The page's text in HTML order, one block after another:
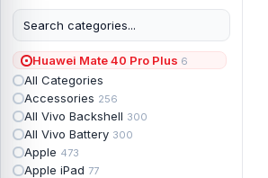
Huawei Mate 40 Pro Plus 6
All Categories
Accessories 256
All Vivo Backshell 300
All Vivo Battery 300
Apple 473
Apple iPad 77